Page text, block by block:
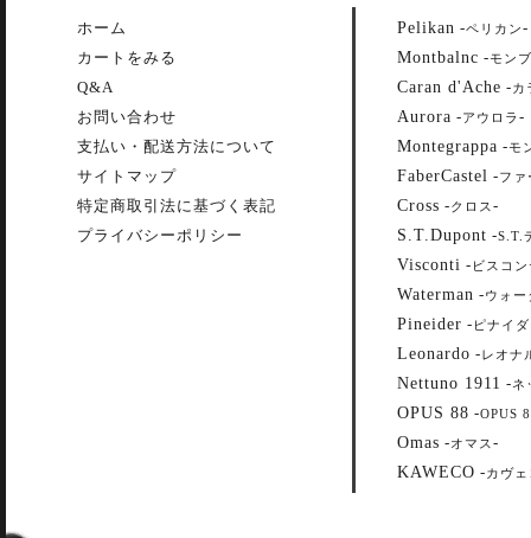
ホーム
カートをみる
Q&A
お問い合わせ
支払い・配送方法について
サイトマップ
特定商取引法に基づく表記
プライバシーポリシー
Pelikan -ペリカン-
Montbalnc -モン
Caran d'Ache -カ
Aurora -アウロラ -
Montegrappa -モ
FaberCastel -ファ
Cross -クロス -
S.T.Dupont -S.T.
Visconti - ビスコ
Waterman -ウォー
Pineider - ピナイ
Leonardo -レオナ
Nettuno 1911 -ネ
OPUS 88 -OPUS
Omas -オマス -
KAWECO -カヴェ